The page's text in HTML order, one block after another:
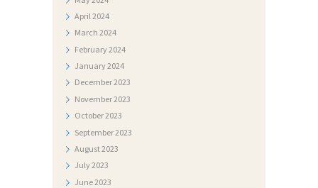
April2024
March 2024
February2024
January2024
December2023
November2023
October2023
September2023
August2023
July2023
June2023